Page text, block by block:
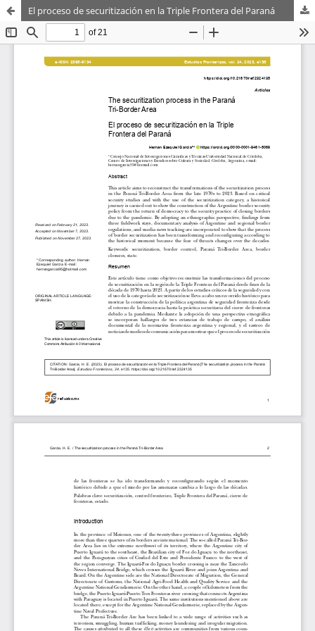
El proceso de securitización en la Triple Frontera del Paraná